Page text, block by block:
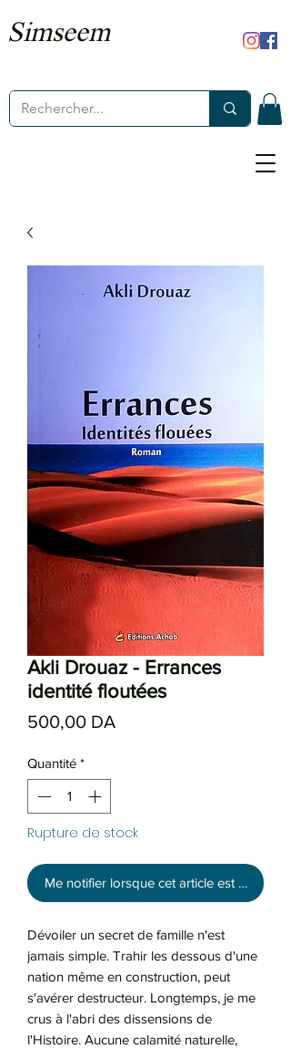
Simseem
Akli Drouaz - Errances
identité floutées
500,00 DA
Quantité *
Rupture de stock
Me notifier lorsque cet article est disponible
Dévoiler un secret de famille n'est
jamais simple. Trahir les dessous d'une
nation même en construction, peut
s'avérer destructeur. Longtemps, je me
crus à l'abri des dissensions de
l'Histoire. Aucune calamité naturelle,